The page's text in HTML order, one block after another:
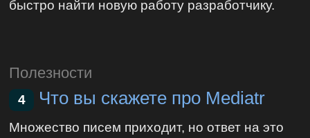
быстро найти новую работу разработчику.
Полезности
4 Что вы скажете про Mediatr
Множество писем приходит, но ответ на это